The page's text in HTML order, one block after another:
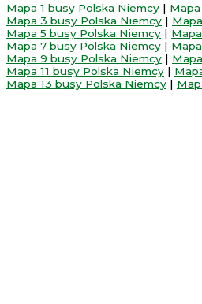
Mapa 1 busy Polska Niemcy |
Mapa 3 busy Polska Niemcy |
Mapa 5 busy Polska Niemcy |
Mapa 7 busy Polska Niemcy |
Mapa 9 busy Polska Niemcy |
Mapa 11 busy Polska Niemcy |
Mapa 13 busy Polska Niemcy |